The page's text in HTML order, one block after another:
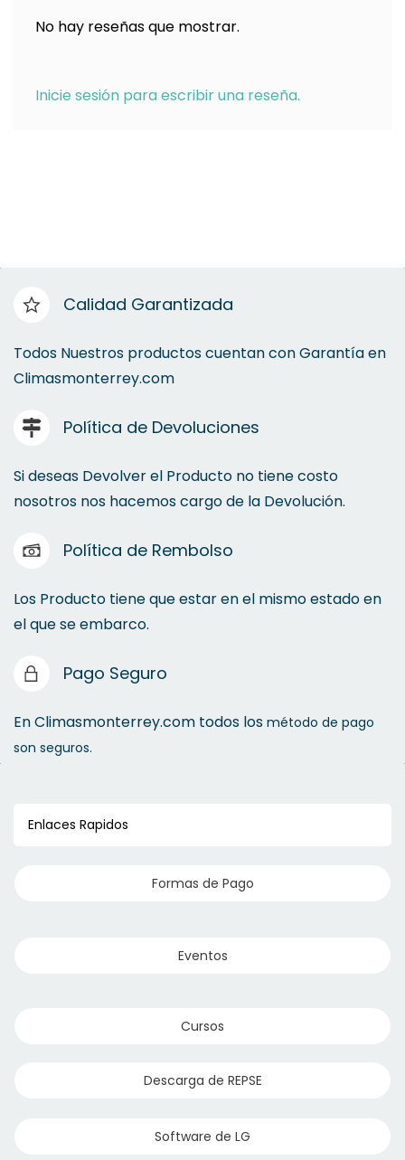
No hay reseñas que mostrar.
Inicie sesión para escribir una reseña.
Calidad Garantizada
Todos Nuestros productos cuentan con Garantía en
Climasmonterrey.com
Política de Devoluciones
Si deseas Devolver el Producto no tiene costo
nosotros nos hacemos cargo de la Devolución.
Política de Rembolso
Los Producto tiene que estar en el mismo estado en
el que se embarco.
Pago Seguro
En Climasmonterrey.com todos los método de pago
son seguros.
Enlaces Rapidos
Formas de Pago
Eventos
Cursos
Descarga de REPSE
Software de LG